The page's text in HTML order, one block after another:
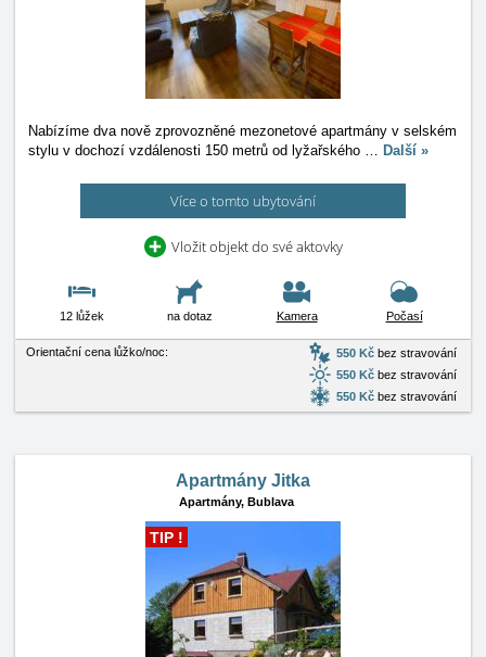
Nabízíme dva nově zprovozněné mezonetové apartmány v selském
stylu v dochozí vzdálenosti 150 metrů od lyžařského … Další »
Více o tomto ubytování
Vložit objekt do své aktovky
12 lůžek na dotaz Kamera Počasí
Orientační cena lůžko/noc: 550 Kč bez stravování
550 Kč bez stravování
550 Kč bez stravování
Apartmány Jitka
Apartmány, Bublava
TIP !